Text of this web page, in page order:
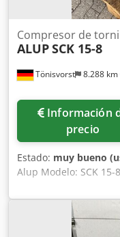
Tönisvorst 8.288 km
Compresor de
ALUPSCK 15-8
Información de
precio
Estado: muy bueno
Alup Modelo: SCK
m3/min Presión: 8
Voltios Horas bajo
42.034
620 mm Altura: 900